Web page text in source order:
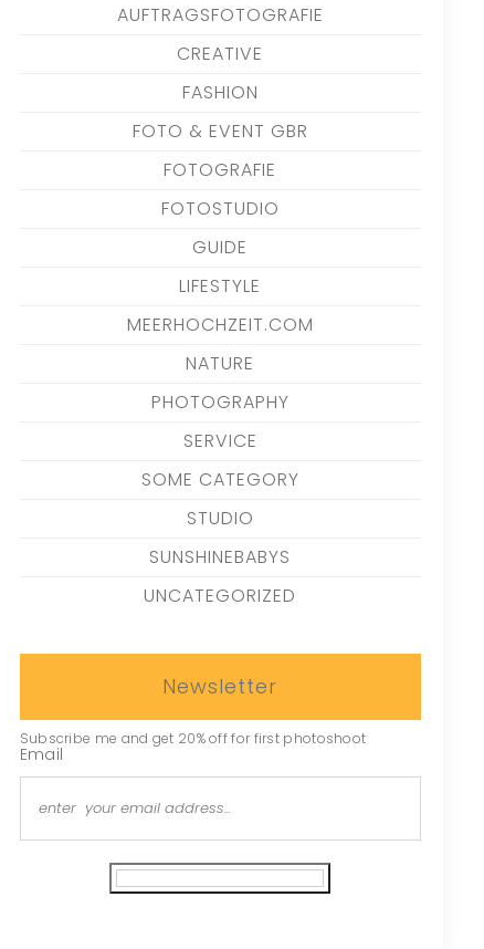
AUFTRAGSFOTOGRAFIE
CREATIVE
FASHION
FOTO & EVENT GBR
FOTOGRAFIE
FOTOSTUDIO
GUIDE
LIFESTYLE
MEERHOCHZEIT.COM
NATURE
PHOTOGRAPHY
SERVICE
SOME CATEGORY
STUDIO
SUNSHINEBABYS
UNCATEGORIZED
Newsletter
Subscribe me and get 20% off for first photoshoot
Email